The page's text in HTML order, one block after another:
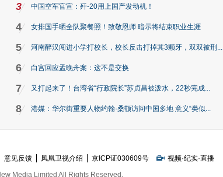
3 中国空军官宣：歼-20用上国产发动机！
4 女排国手晒全队聚餐照！致敬恩师 暗示将结束职业生涯
5 河南醉汉闯进小学打校长，校长反击打掉其3颗牙，双双被刑...
6 白宫回应孟晚舟案：这不是交换
7 又打起来了！台湾省“行政院长”苏贞昌被泼水，22秒完成...
8 港媒：华尔街重要人物约翰·桑顿访问中国多地 意义“类似...
意见反馈 凤凰卫视介绍 京ICP证030609号 视频·纪实·直播
Media Limited All Rights Reserved.